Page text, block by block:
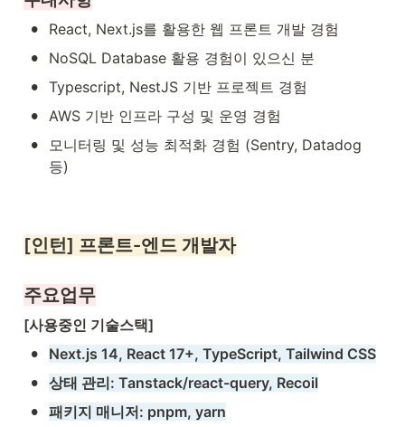
• React, Next.js를 활용한 웹 프론트 개발 경험
• NoSQL Database 활용 경험이 있으신 분
• Typescript, NestJS 기반 프로젝트 경험
• AWS 기반 인프라 구성 및 운영 경험
•
모니터링 및 성능 최적화 경험 (Sentry, Datadog
등)
[인턴] 프론트-엔드 개발자
주요업무
[사용중인 기술스택]
• Next.js 14, React 17+, TypeScript, Tailwind CSS
• 상태 관리: Tanstack/react-query, Recoil
• 패키지 매니저: pnpm, yarn